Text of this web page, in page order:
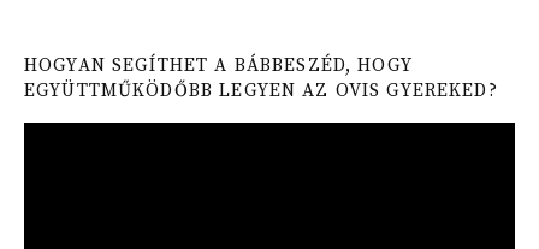
HOGYAN SEGÍTHET A BÁBBESZÉD, HOGY
EGYÜTTMŰKÖDŐBB LEGYEN AZ OVIS GYEREKED?